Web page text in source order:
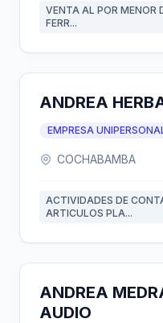
VENTA AL POR MENOR
FERR...
ANDREA
EMPRESA
COCHABAMBA
ACTIVIDADES DE
ARTICULOS PLA...
ANDREA
AUDIO